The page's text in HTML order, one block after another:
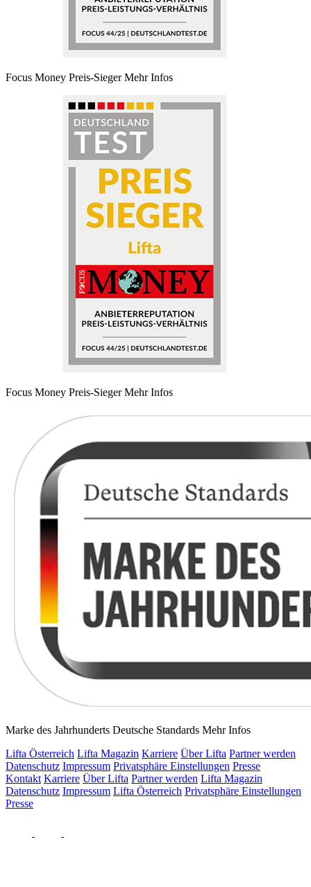
Focus Money Preis-SiegerMehr Infos
Focus Money Preis-SiegerMehr Infos
Marke des Jahrhunderts Deutsche Standards Mehr Infos
Lifta Österreich Lifta Magazin Karriere Über Lifta Partner werden
Datenschutz Impressum Privatsphäre Einstellungen Presse
Kontakt Karriere Über Lifta Partner werden Lifta Magazin
Datenschutz Impressum Lifta Österreich Privatsphäre Einstellungen
Presse